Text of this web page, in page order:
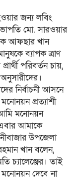
জন্য লবিং
মো. সারওয়ার
আফছার খান
ব্যাপক ত্রাণ
পরিবর্তন চায়,
নির্বাচনী আসনে
প্রত্যাশী
মনোনয়ন
আমাকে
উপজেলা
খান বলেন,
চ্যালেঞ্জের। তাই
দেবে না